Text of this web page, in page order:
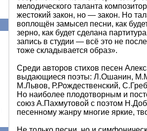
мелодического таланта
жестокий закон, но — закон. Но
воплощён замысел песни, как
зерно, как будет сделана
запись в студии — всё это не
тоже складывается образ».
Среди авторов стихов песен
выдающиеся поэты: Л.Ошанин,
М.Львов, Р.Рождественский,
Но наиболее плодотворным и
союз А.Пахмутовой с поэтом
песенному жанру многие яркие,